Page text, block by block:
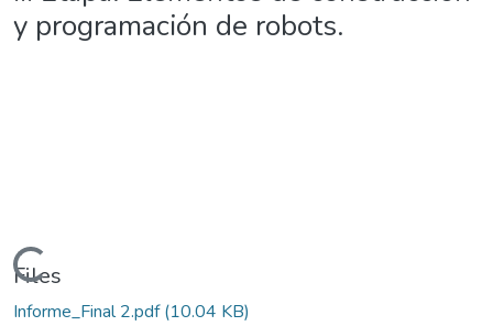
y programación de robots.
Loading...
Files
Informe_Final 2.pdf(10.04 KB)